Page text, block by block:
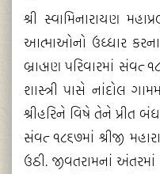
શ્રી સ્વામિનારાયણ
આત્માઓનો ઉધ્ધાર કરનાર
બ્રાહ્મણ પરિવારમાં સંવત્‌
શાસ્ત્રી પાસે નાંદોલ
શ્રીહરિને વિષે તેને પ્રીત
સંવત્‌ ૧૮૬૭માં શ્રીજી
ઉઠી. જીવતરામનાં અંતરમાં